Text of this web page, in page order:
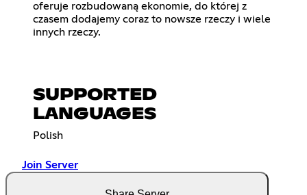
oferuje rozbudowaną ekonomie, do której z
czasem dodajemy coraz to nowsze rzeczy i wiele
innych rzeczy.
SUPPORTED
LANGUAGES
Polish
Join Server